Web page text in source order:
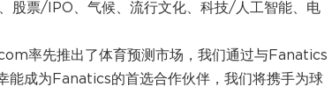
股票/IPO、气候、流行文化、科技/人工智能、电
率先推出了体育预测市场，我们通过与Fanatics
能成为Fanatics的首选合作伙伴，我们将携手为球